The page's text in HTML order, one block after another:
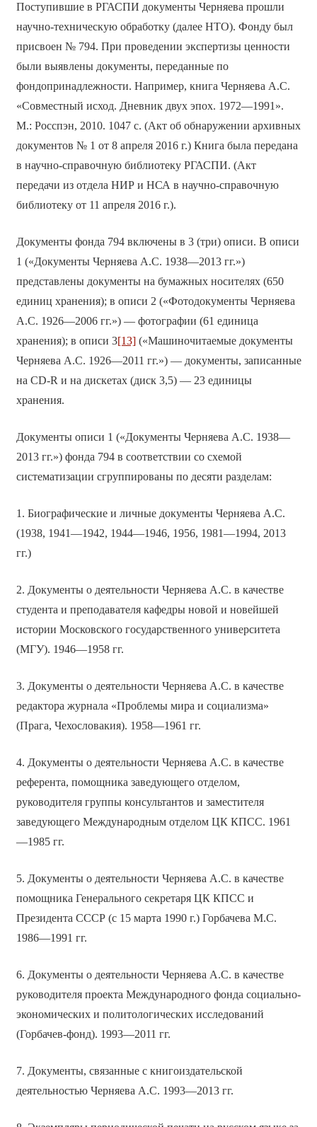
Поступившие в РГАСПИ документы Черняева прошли
научно-техническую обработку (далее НТО). Фонду был
присвоен № 794. При проведении экспертизы ценности
были выявлены документы, переданные по
фондопринадлежности. Например, книга Черняева А.С.
«Совместный исход. Дневник двух эпох. 1972—1991».
М.: Росспэн, 2010. 1047 с. (Акт об обнаружении архивных
документов № 1 от 8 апреля 2016 г.) Книга была передана
в научно-справочную библиотеку РГАСПИ. (Акт
передачи из отдела НИР и НСА в научно-справочную
библиотеку от 11 апреля 2016 г.).
Документы фонда 794 включены в 3 (три) описи. В описи
1 («Документы Черняева А.С. 1938—2013 гг.»)
представлены документы на бумажных носителях (650
единиц хранения); в описи 2 («Фотодокументы Черняева
А.С. 1926—2006 гг.») — фотографии (61 единица
хранения); в описи 3[13](«Машиночитаемые документы
Черняева А.С. 1926—2011 гг.») — документы, записанные
на CD-R и на дискетах (диск 3,5) — 23 единицы
хранения.
Документы описи 1 («Документы Черняева А.С. 1938—
2013 гг.») фонда 794 в соответствии со схемой
систематизации сгруппированы по десяти разделам:
1. Биографические и личные документы Черняева А.С.
(1938, 1941—1942, 1944—1946, 1956, 1981—1994, 2013
гг.)
2. Документы о деятельности Черняева А.С. в качестве
студента и преподавателя кафедры новой и новейшей
истории Московского государственного университета
(МГУ). 1946—1958 гг.
3. Документы о деятельности Черняева А.С. в качестве
редактора журнала «Проблемы мира и социализма»
(Прага, Чехословакия). 1958—1961 гг.
4. Документы о деятельности Черняева А.С. в качестве
референта, помощника заведующего отделом,
руководителя группы консультантов и заместителя
заведующего Международным отделом ЦК КПСС. 1961
—1985 гг.
5. Документы о деятельности Черняева А.С. в качестве
помощника Генерального секретаря ЦК КПСС и
Президента СССР (с 15 марта 1990 г.) Горбачева М.С.
1986—1991 гг.
6. Документы о деятельности Черняева А.С. в качестве
руководителя проекта Международного фонда социально-
экономических и политологических исследований
(Горбачев-фонд). 1993—2011 гг.
7. Документы, связанные с книгоиздательской
деятельностью Черняева А.С. 1993—2013 гг.